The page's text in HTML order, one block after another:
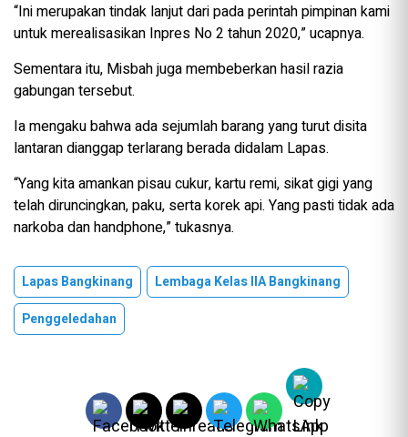
“Ini merupakan tindak lanjut dari pada perintah pimpinan kami
untuk merealisasikan Inpres No 2 tahun 2020,” ucapnya.
Sementara itu, Misbah juga membeberkan hasil razia
gabungan tersebut.
Ia mengaku bahwa ada sejumlah barang yang turut disita
lantaran dianggap terlarang berada didalam Lapas.
“Yang kita amankan pisau cukur, kartu remi, sikat gigi yang
telah diruncingkan, paku, serta korek api. Yang pasti tidak ada
narkoba dan handphone,” tukasnya.
Lapas Bangkinang
Lembaga Kelas IIA Bangkinang
Penggeledahan